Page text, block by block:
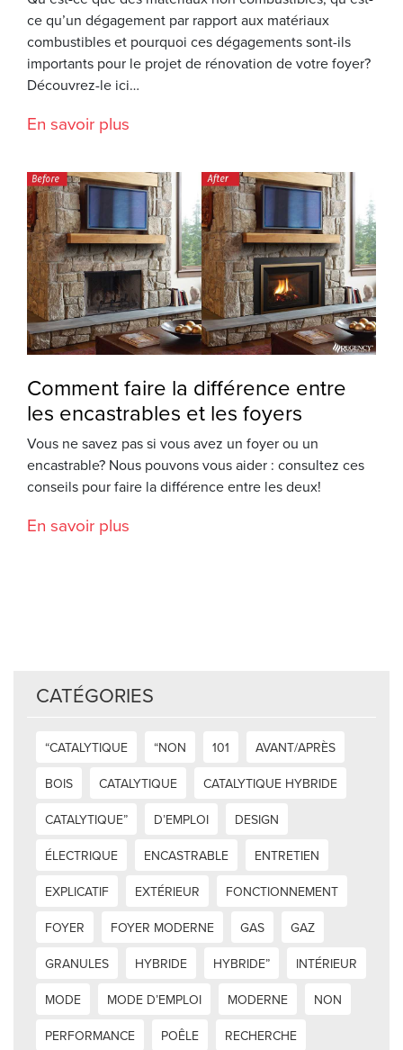
ce qu’un dégagement par rapport aux matériaux
combustibles et pourquoi ces dégagements sont-ils
importants pour le projet de rénovation de votre foyer?
Découvrez-le ici…
En savoir plus
Comment faire la différence entre
les encastrables et les foyers
Vous ne savez pas si vous avez un foyer ou un
encastrable? Nous pouvons vous aider : consultez ces
conseils pour faire la différence entre les deux!
En savoir plus
CATÉGORIES
“CATALYTIQUE “NON 101
AVANT/APRÈS
BOIS
CATALYTIQUE
CATALYTIQUE HYBRIDE
CATALYTIQUE”
D’EMPLOI
DESIGN
ÉLECTRIQUE
ENCASTRABLE
ENTRETIEN
EXPLICATIF
EXTÉRIEUR
FONCTIONNEMENT
FOYER
FOYER MODERNE GAS
GAZ
GRANULES
HYBRIDE HYBRIDE”
INTÉRIEUR
MODE
MODE D’EMPLOI MODERNE
NON
PERFORMANCE
POÊLE
RECHERCHE